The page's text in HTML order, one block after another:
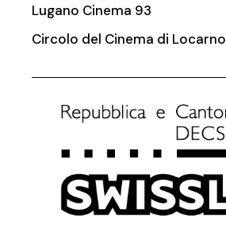
Lugano Cinema 93
Circolo del Cinema di Locarno